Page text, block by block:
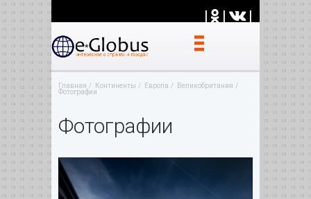
| | |
Главная Континенты Европа
Великобритания
Фотографии
Фотографии